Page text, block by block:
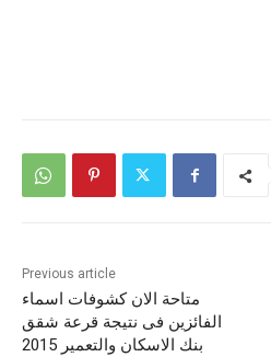
Previous article
متاحة الان كشوفات اسماء
الفائزين فى نتيجة قرعة شقق
بنك الاسكان والتعمير 2015